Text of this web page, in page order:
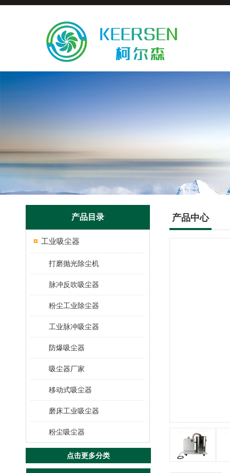
产品目录
工业吸尘器
打磨抛光除尘机
脉冲反吹吸尘器
粉尘工业除尘器
工业脉冲吸尘器
防爆吸尘器
吸尘器厂家
移动式吸尘器
磨床工业吸尘器
粉尘吸尘器
点击更多分类
产品中心